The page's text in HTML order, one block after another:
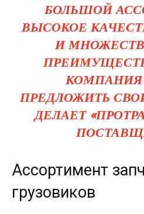
БОЛЬШОЙ
ВЫСОКОЕ
И
КОМПАНИЯ
ПРЕДЛОЖИТЬ
ДЕЛАЕТ
Ассортимент
грузовиков